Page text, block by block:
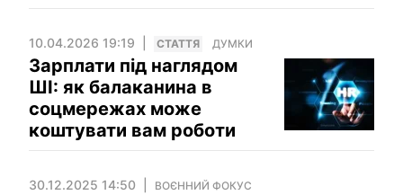
10.04.2026 19:19 СТАТТЯ ДУМКИ
Зарплати під наглядом
ШІ: як балаканина в
соцмережах може
коштувати вам роботи
30.12.2025 14:50 ВОЄННИЙ ФОКУС